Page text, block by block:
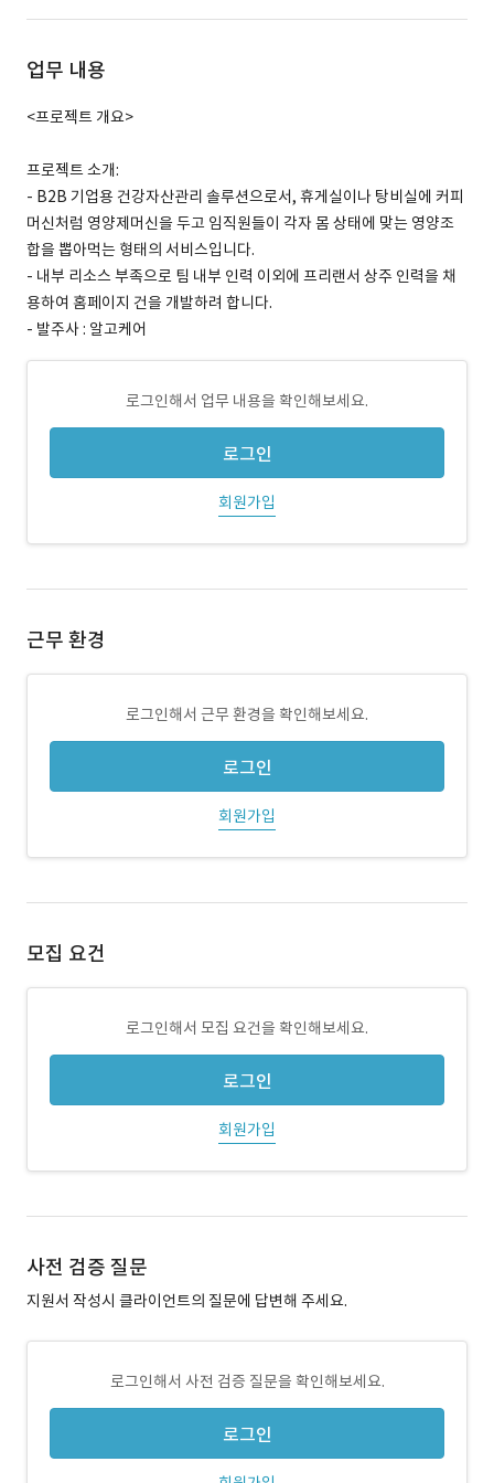
업무 내용
<프로젝트 개요>
프로젝트 소개:
- B2B 기업용 건강자산관리 솔루션으로서, 휴게실이나 탕비실에 커피
머신처럼 영양제머신을 두고 임직원들이 각자 몸 상태에 맞는 영양조
합을 뽑아먹는 형태의 서비스입니다.
- 내부 리소스 부족으로 팀 내부 인력 이외에 프리랜서 상주 인력을 채
용하여 홈페이지 건을 개발하려 합니다.
- 발주사 : 알고케어
로그인해서 업무 내용을 확인해보세요.
로그인
회원가입
근무 환경
로그인해서 근무 환경을 확인해보세요.
로그인
회원가입
모집 요건
로그인해서 모집 요건을 확인해보세요.
로그인
회원가입
사전 검증 질문
지원서 작성시 클라이언트의 질문에 답변해 주세요.
로그인해서 사전 검증 질문을 확인해보세요.
로그인